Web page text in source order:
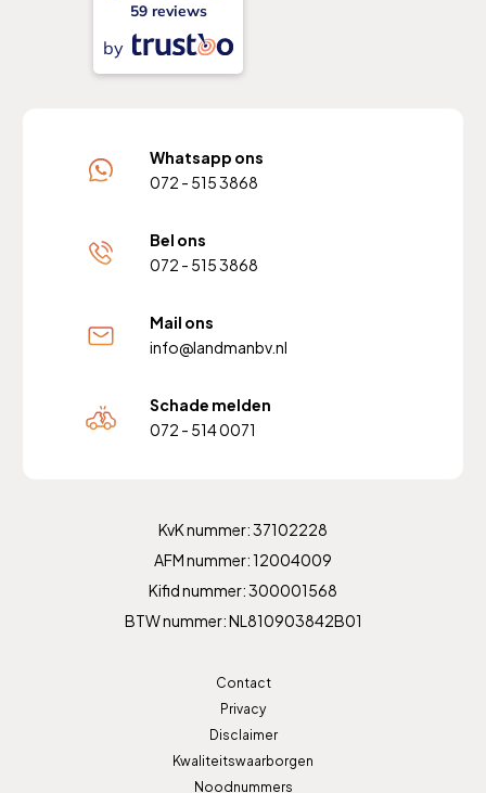
59 reviews
by
Whatsapp ons
072 - 515 3868
Bel ons
072 - 515 3868
Mail ons
info@landmanbv.nl
Schade melden
072 - 514 0071
KvK nummer: 37102228
AFM nummer: 12004009
Kifid nummer: 300001568
BTW nummer: NL810903842B01
Contact
Privacy
Disclaimer
Kwaliteitswaarborgen
Noodnummers